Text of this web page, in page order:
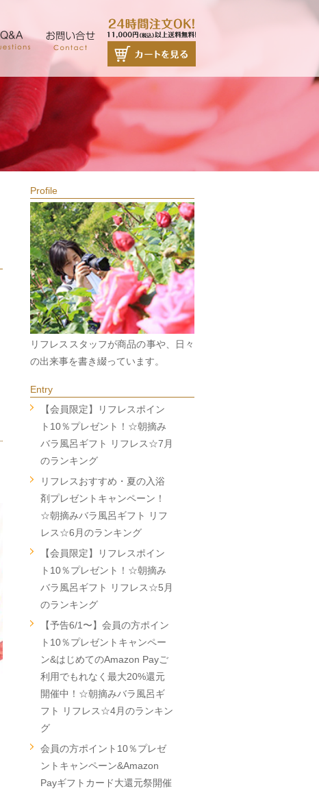
Profile
リフレススタッフが商品の事や、日々
の出来事を書き綴っています。
Entry
【会員限定】リフレスポイン
ト10％プレゼント！☆朝摘み
バラ風呂ギフト リフレス☆7月
のランキング
リフレスおすすめ・夏の入浴
剤プレゼントキャンペーン！
☆朝摘みバラ風呂ギフト リフ
レス☆6月のランキング
【会員限定】リフレスポイン
ト10％プレゼント！☆朝摘み
バラ風呂ギフト リフレス☆5月
のランキング
【予告6/1〜】会員の方ポイン
ト10％プレゼントキャンペー
ン&はじめてのAmazon Payご
利用でもれなく最大20%還元
開催中！☆朝摘みバラ風呂ギ
フト リフレス☆4月のランキン
グ
会員の方ポイント10％プレゼ
ントキャンペーン&Amazon
Payギフトカード大還元祭開催